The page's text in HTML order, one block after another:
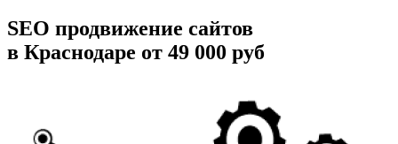
SEO продвижение сайтов
в Краснодаре от 49 000 руб